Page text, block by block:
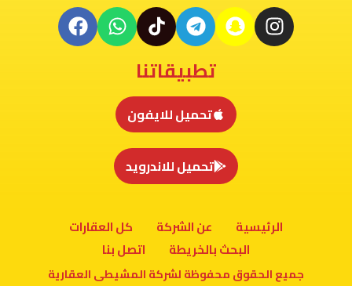
تطبيقاتنا
تحميل للايفون
تحميل للاندرويد
الرئيسية عن الشركة
كل العقارات
البحث بالخريطة
اتصل بنا
جميع الحقوق محفوظة لشركة المشيطى العقارية